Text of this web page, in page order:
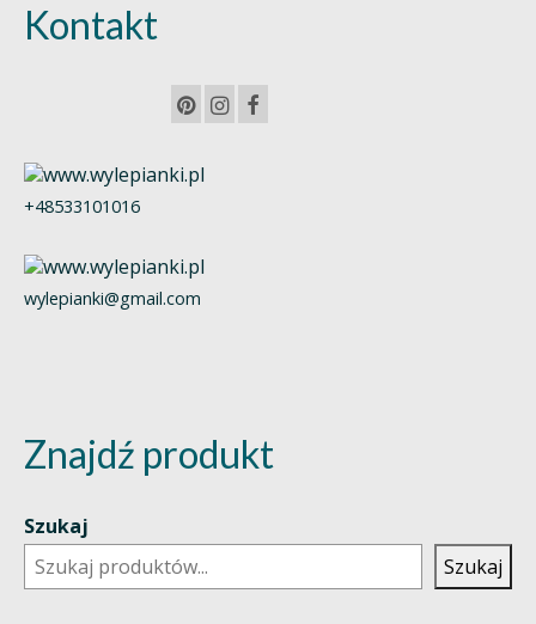
Kontakt
+48533101016
wylepianki@gmail.com
Znajdź produkt
Szukaj
Szukaj